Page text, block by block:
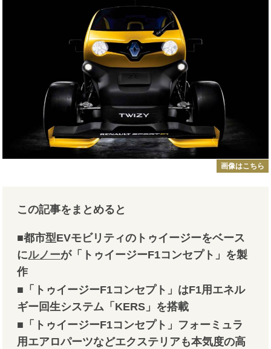
画像はこちら
この記事をまとめると
■都市型EVモビリティのトゥイージーをベース
にルノーが「トゥイージーF1コンセプト」を製
作
■「トゥイージーF1コンセプト」はF1用エネル
ギー回生システム「KERS」を搭載
■「トゥイージーF1コンセプト」フォーミュラ
用エアロパーツなどエクステリアも本気度の高